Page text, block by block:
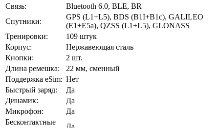
Связь:
Bluetooth 6.0, BLE, BR
Спутники:
GPS (L1+L5), BDS (B1I+B1c), GALILEO
(E1+E5a), QZSS (L1+L5), GLONASS
Тренировки:
109 штук
Корпус:
Нержавеющая сталь
Кнопки:
2 шт.
Длина ремешка:
22 мм, сменный
Поддержка eSim: Нет
Быстрый заряд:
Да
Динамик:
Да
Микрофон:
Да
Бесконтактные
Да